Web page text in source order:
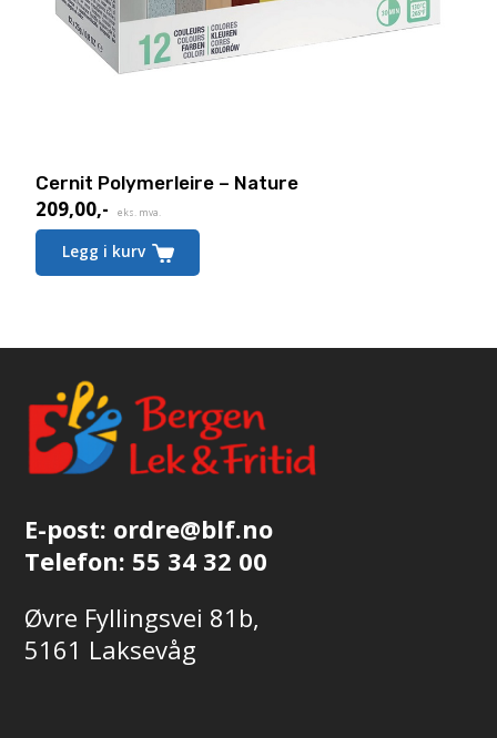
Cernit Polymerleire – Nature
209,00,- eks. mva.
Legg i kurv
E-post: ordre@blf.no
Telefon: 55 34 32 00
Øvre Fyllingsvei 81b,
5161 Laksevåg